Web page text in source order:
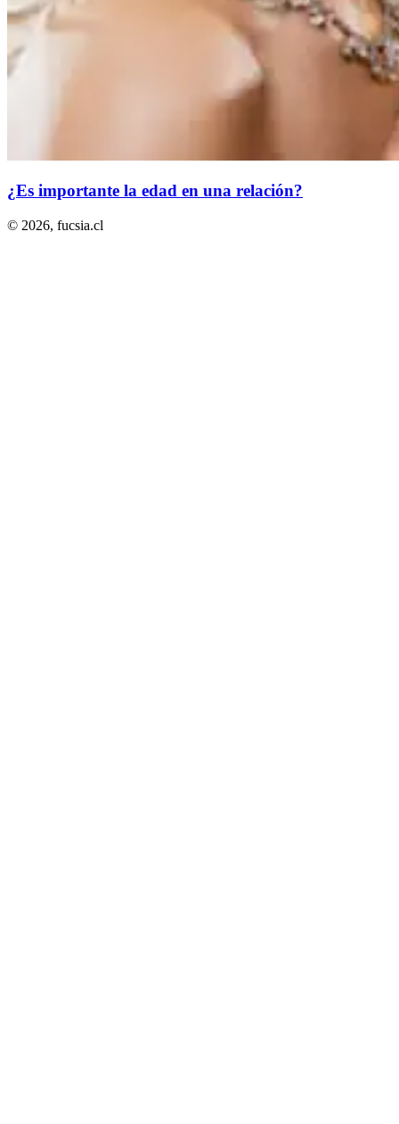
¿Es importante la edad en una relación?
© 2026, fucsia.cl